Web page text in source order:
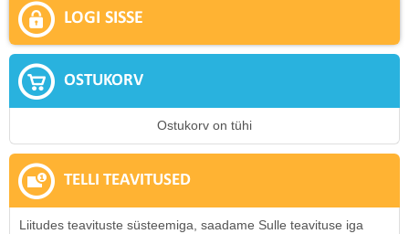
LOGI SISSE
OSTUKORV
Ostukorv on tühi
TELLI TEAVITUSED
Liitudes teavituste süsteemiga, saadame Sulle teavituse iga